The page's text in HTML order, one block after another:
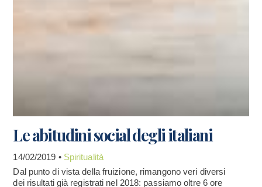
Le abitudini social degli italiani
14/02/2019 • Spiritualità
Dal punto di vista della fruizione, rimangono veri diversi
dei risultati già registrati nel 2018: passiamo oltre 6 ore